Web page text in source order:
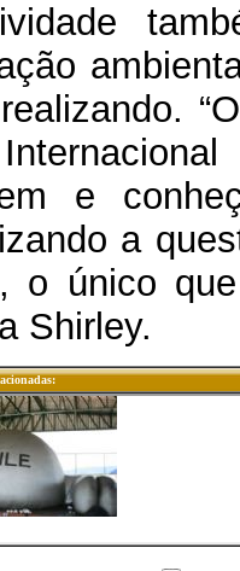
e
a
o único
Shirley.